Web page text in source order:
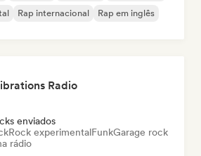
Rap internacional Rap em inglês
Radio
enviados
Rock experimentalFunkGarage rock
rádio